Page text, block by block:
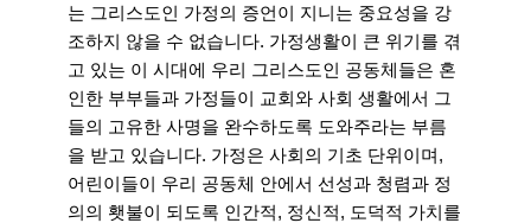
는 그리스도인 가정의 증언이 지니는 중요성을 강
조하지 않을 수 없습니다. 가정생활이 큰 위기를 겪
고 있는 이 시대에 우리 그리스도인 공동체들은 혼
인한 부부들과 가정들이 교회와 사회 생활에서 그
들의 고유한 사명을 완수하도록 도와주라는 부름
을 받고 있습니다. 가정은 사회의 기초 단위이며,
어린이들이 우리 공동체 안에서 선성과 청렴과 정
의의 횃불이 되도록 인간적, 정신적, 도덕적 가치를